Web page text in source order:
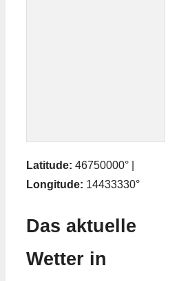
Latitude: 46750000° |
Longitude: 14433330°
Das aktuelle
Wetter in